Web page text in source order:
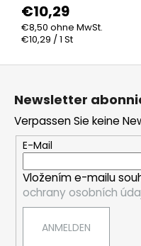
€10,29
€8,50 ohne MwSt.
Verkaufspreis:
€10,29 / 1 St
F
Newsletter
Verpassen Sie keine
E-Mail
Vložením e-mailu
ochrany osobních
ANMELDEN